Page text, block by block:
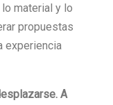
material y lo
propuestas
experiencia
A